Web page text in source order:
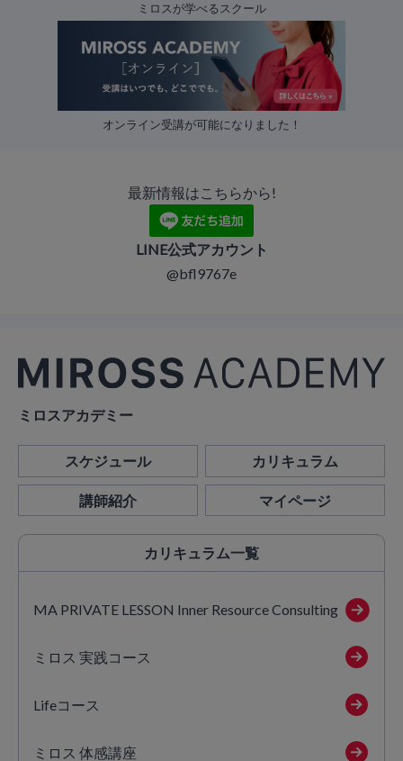
ミロスが学べるスクール
オンライン受講が可能になりました！
最新情報はこちらから!
LINE公式アカウント
@bfl9767e
ミロスアカデミー
スケジュール カリキュラム
講師紹介 マイページ
カリキュラム一覧
MA PRIVATE LESSON Inner Resource Consulting
ミロス 実践コース
Lifeコース
ミロス 体感講座